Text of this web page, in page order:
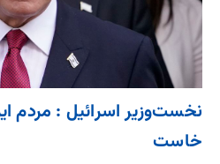
نخست‌وزیر اسرائیل : مردم
خاست